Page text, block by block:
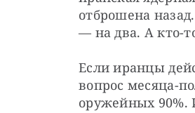
отброшена
— на два. А кто-
Если иранцы
вопрос месяца-
оружейных 90%.